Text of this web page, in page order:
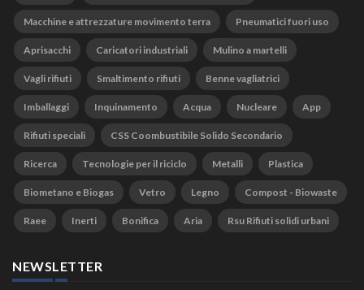
Macchine e attrezzature movimento terra Pneumatici fuori uso
Aprisacchi Caricatori industriali Mulino a martelli
Vagli rifiuti Smaltimento rifiuti Benne vagliatrici
Imballaggi Inquinamento Acqua Nucleare App
Rifiuti speciali CSS Coombustibile Solido Secondario
Ricerca Tecnologie per il riciclo Metalli Plastica
Biometano e Biogas Vetro Legno Compost - Biowaste
Raee Inerti Bonifica Aria Rsu Rifiuti solidi urbani
NEWSLETTER